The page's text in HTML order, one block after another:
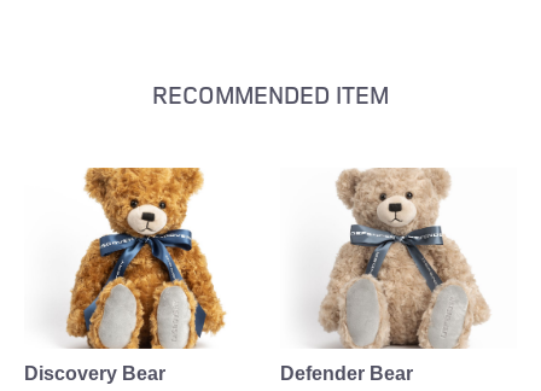
RECOMMENDED ITEM
Discovery Bear Defender Bear